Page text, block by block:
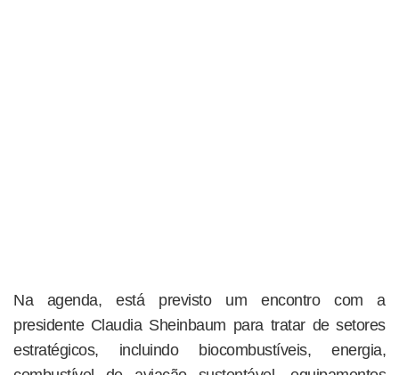
Na agenda, está previsto um encontro com a
presidente Claudia Sheinbaum para tratar de setores
estratégicos, incluindo biocombustíveis, energia,